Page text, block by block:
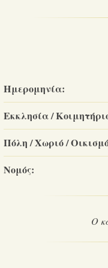
Ημερομηνία:
Εκκλησία /
Πόλη / Χωριό /
Νομός:
Ο